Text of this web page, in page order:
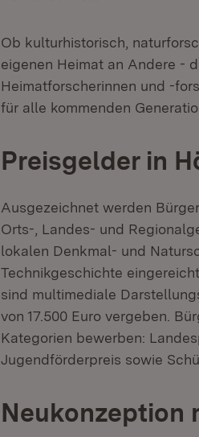
Ob kulturhistorisch,
eigenen Heimat an Andere -
Heimatforscherinnen und -
für alle kommenden
Preisgelder in
Ausgezeichnet werden
Orts-, Landes- und
lokalen Denkmal- und
Technikgeschichte
sind multimediale
von 17.500 Euro vergeben.
Kategorien bewerben:
Jugendförderpreis sowie
Neukonzeption